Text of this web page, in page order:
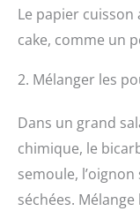
Le papier cuisson
cake, comme un
2. Mélanger les
Dans un grand
chimique, le
semoule,
séchées.